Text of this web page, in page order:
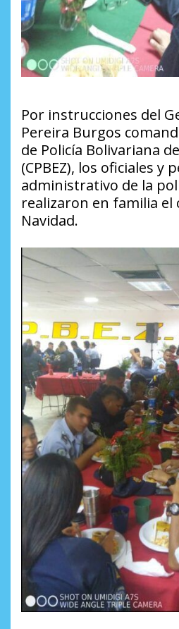
Por instrucciones del
Pereira Burgos
de Policía Bolivariana
(CPBEZ), los oficiales y
administrativo de la
realizaron en familia
Navidad.